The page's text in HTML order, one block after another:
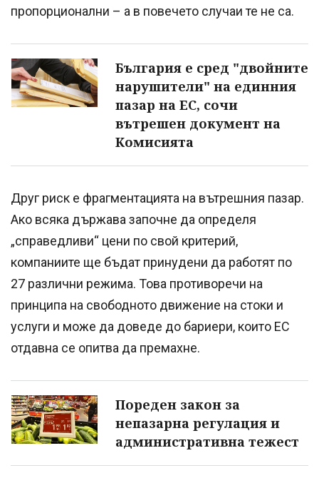
пропорционални – а в повечето случаи те не са.
България е сред "двойните
нарушители" на единния
пазар на ЕС, сочи
вътрешен документ на
Комисията
Друг риск е фрагментацията на вътрешния пазар.
Ако всяка държава започне да определя
„справедливи“ цени по свой критерий,
компаниите ще бъдат принудени да работят по
27 различни режима. Това противоречи на
принципа на свободното движение на стоки и
услуги и може да доведе до бариери, които ЕС
отдавна се опитва да премахне.
Пореден закон за
непазарна регулация и
административна тежест